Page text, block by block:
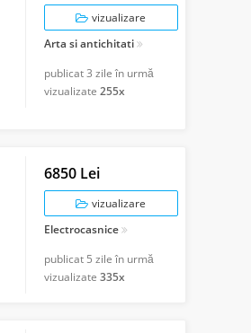
vizualizare
Arta si antichitati
publicat3 zile în urmă
vizualizate 255x
6850 Lei
vizualizare
Electrocasnice
publicat 5 zile în urmă
vizualizate 335x